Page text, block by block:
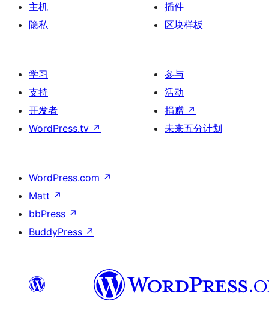
主机
隐私
插件
区块样板
学习
支持
开发者
WordPress.tv ↗
参与
活动
捐赠 ↗
未来五分计划
WordPress.com ↗
Matt ↗
bbPress ↗
BuddyPress ↗